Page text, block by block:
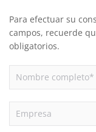
Para efectuar su
campos, recuerde
obligatorios.